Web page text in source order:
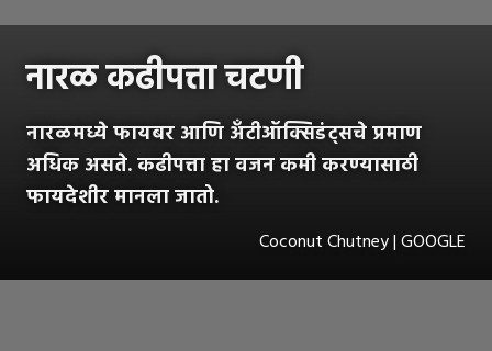
नारळ कढीपत्ता चटणी
नारळमध्ये फायबर आणि अँटीऑक्सिडंट्सचे प्रमाण
अधिक असते. कढीपत्ता हा वजन कमी करण्यासाठी
फायदेशीर मानला जातो.
Coconut Chutney | GOOGLE